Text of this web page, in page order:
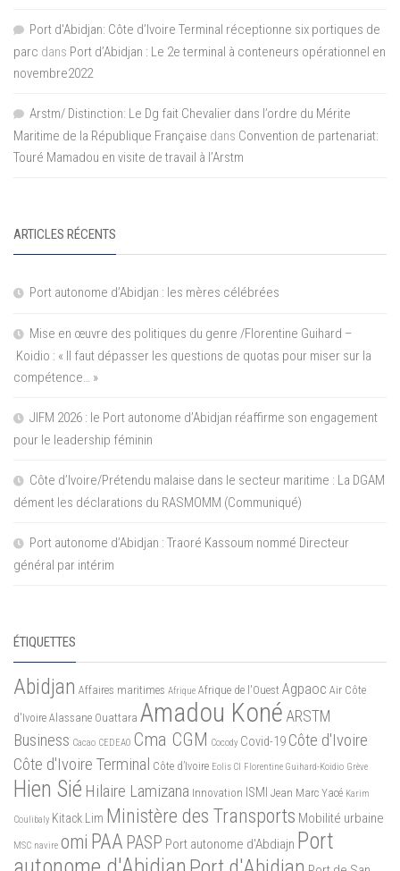
Port d'Abidjan: Côte d’Ivoire Terminal réceptionne six portiques de
parc dans Port d’Abidjan : Le 2e terminal à conteneurs opérationnel en
novembre2022
Arstm/ Distinction: Le Dg fait Chevalier dans l’ordre du Mérite
Maritime de la République Française dans Convention de partenariat:
Touré Mamadou en visite de travail à l’Arstm
ARTICLES RÉCENTS
Port autonome d’Abidjan : les mères célébrées
Mise en œuvre des politiques du genre /Florentine Guihard –
Koidio : « Il faut dépasser les questions de quotas pour miser sur la
compétence… »
JIFM 2026 : le Port autonome d’Abidjan réaffirme son engagement
pour le leadership féminin
Côte d’Ivoire/Prétendu malaise dans le secteur maritime : La DGAM
dément les déclarations du RASMOMM (Communiqué)
Port autonome d’Abidjan : Traoré Kassoum nommé Directeur
général par intérim
ÉTIQUETTES
Abidjan Affaires maritimes Afrique Afrique de l'Ouest Agpaoc Air Côte
d'Ivoire Alassane Ouattara Amadou Koné ARSTM
Business Cacao CEDEAO Cma CGM Cocody Covid-19 Côte d'Ivoire
Côte d'Ivoire Terminal Côte d’Ivoire Eolis CI Florentine Guihard-Koidio Grève
Hien Sié Hilaire Lamizana Innovation ISMI Jean Marc Yacé Karim
Coulibaly Kitack Lim Ministère des Transports Mobilité urbaine
MSC navire omi PAA PASP Port autonome d'Abdiajn Port